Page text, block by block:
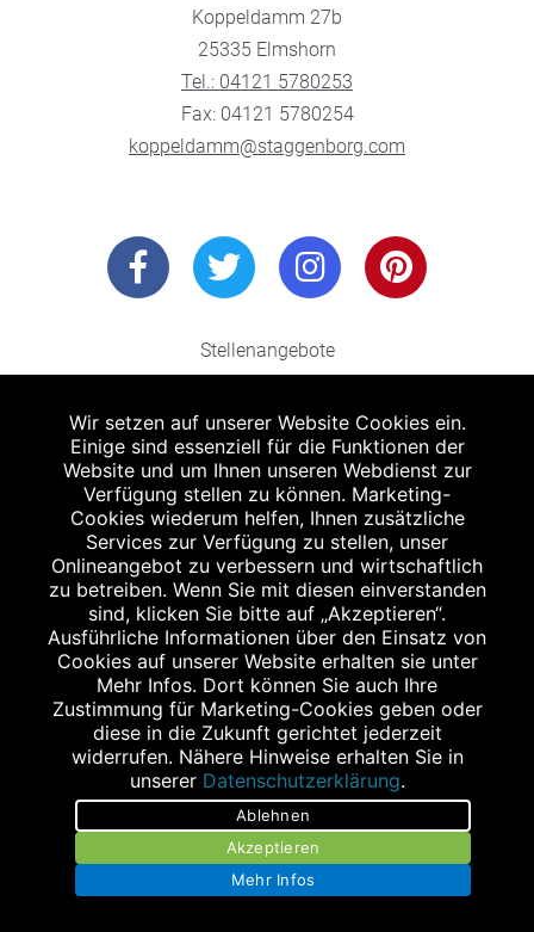
Koppeldamm 27b
25335 Elmshorn
Tel.: 04121 5780253
Fax: 04121 5780254
koppeldamm@staggenborg.com
Stellenangebote
Datenschutz
Barrierefreiheit
Kontakt
Bildnachweis
Abgabe in haushaltsüblichen Mengen, solange der Vorrat reicht. Für Druck-
und Satzfehler keine Haftung.
Zu Risiken und Nebenwirkungen lesen Sie die Packungsbeilage und fragen
Angabe nach der deutschen Arzneimitteltaxe Apothekenerstattungspreis
(AEP). Der AEP ist keine unverbindliche Preisempfehlung der Hersteller. Der
AEP ist ein von den Apotheken in Ansatz gebrachter Preis für rezeptfreie
Arzneimittel. Er entspricht in der Höhe dem für Apotheken verbindlichen
Abgabepreis, zu dem eine Apotheke in bestimmten Fällen (z.B. bei Kindern
Wir setzen auf unserer Website Cookies ein.
Einige sind essenziell für die Funktionen der
Website und um Ihnen unseren Webdienst zur
Verfügung stellen zu können. Marketing-
Cookies wiederum helfen, Ihnen zusätzliche
Services zur Verfügung zu stellen, unser
Onlineangebot zu verbessern und wirtschaftlich
zu betreiben. Wenn Sie mit diesen einverstanden
sind, klicken Sie bitte auf „Akzeptieren“.
Ausführliche Informationen über den Einsatz von
Cookies auf unserer Website erhalten sie unter
Mehr Infos. Dort können Sie auch Ihre
Zustimmung für Marketing-Cookies geben oder
diese in die Zukunft gerichtet jederzeit
widerrufen. Nähere Hinweise erhalten Sie in
unserer Datenschutzerklärung.
Ablehnen
Akzeptieren
Mehr Infos